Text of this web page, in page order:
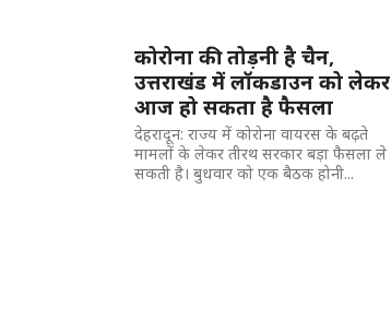
कोरोना की तोड़नी है चैन,
उत्तराखंड में लॉकडाउन को लेकर
आज हो सकता है फैसला
देहरादून: राज्य में कोरोना वायरस के बढ़ते
मामलों के लेकर तीरथ सरकार बड़ा फैसला ले
सकती है। बुधवार को एक बैठक होनी...